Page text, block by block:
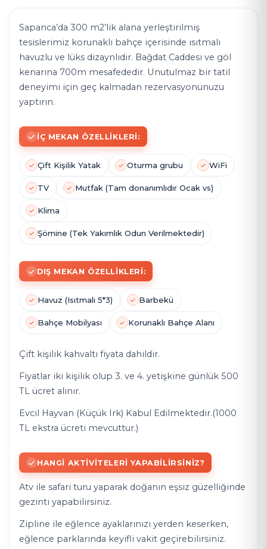
Sapanca’da 300 m2’lik alana yerleştirilmiş
tesislerimiz korunaklı bahçe içerisinde ısıtmalı
havuzlu ve lüks dizaynlıdır. Bağdat Caddesi ve göl
kenarına 700m mesafededir. Unutulmaz bir tatil
deneyimi için geç kalmadan rezervasyonunuzu
yaptırın.
İÇ MEKAN ÖZELLIKLERI:
Çift Kişilik Yatak Oturma grubu WiFi
TV Mutfak (Tam donanımlıdır Ocak vs)
Klima
Şömine (Tek Yakımlık Odun Verilmektedir)
DIŞ MEKAN ÖZELLIKLERI:
Havuz (Isıtmalı 5*3) Barbekü
Bahçe Mobilyası Korunaklı Bahçe Alanı
Çift kişilik kahvaltı fiyata dahildir.
Fiyatlar iki kişilik olup 3. ve 4. yetişkine günlük 500
TL ücret alınır.
Evcil Hayvan (Küçük Irk) Kabul Edilmektedir.(1000
TL ekstra ücreti mevcuttur.)
HANGI AKTIVITELERI YAPABILIRSINIZ?
Atv ile safari turu yaparak doğanın eşsiz güzelliğinde
gezinti yapabilirsiniz.
Zipline ile eğlence ayaklarınızı yerden keserken,
eğlence parklarında keyifli vakit geçirebilirsiniz.